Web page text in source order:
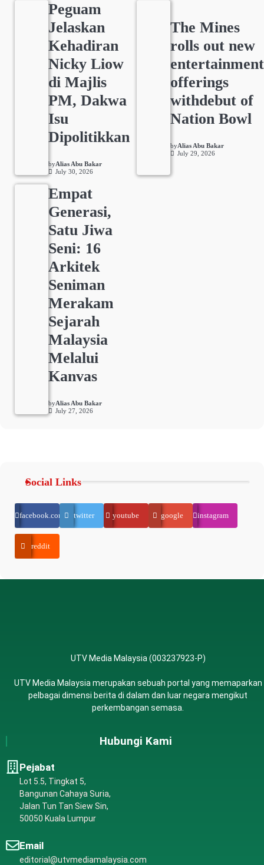
Peguam
Jelaskan
Kehadiran
Nicky Liow
di Majlis
PM, Dakwa
Isu
Dipolitikkan
byAlias Abu Bakar
July 30, 2026
The Mines
rolls out new
entertainment
offerings
withdebut of
Nation Bowl
byAlias Abu Bakar
July 29, 2026
Empat
Generasi,
Satu Jiwa
Seni: 16
Arkitek
Seniman
Merakam
Sejarah
Malaysia
Melalui
Kanvas
byAlias Abu Bakar
July 27, 2026
Social Links
facebook.com twitter youtube google instagram
reddit
UTV Media Malaysia (003237923-P)
UTV Media Malaysia merupakan sebuah portal yang memaparkan
pelbagai dimensi berita di dalam dan luar negara mengikut
perkembangan semasa.
Hubungi Kami
Pejabat
Lot 5.5, Tingkat 5,
Bangunan Cahaya Suria,
Jalan Tun Tan Siew Sin,
50050 Kuala Lumpur
Email
editorial@utvmediamalaysia.com